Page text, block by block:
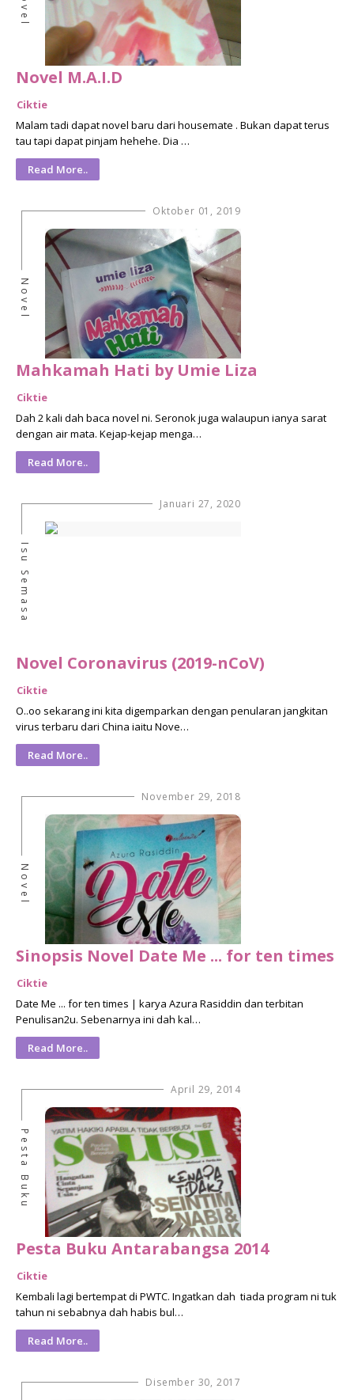
Novel M.A.I.D
Ciktie
Malam tadi dapat novel baru dari housemate . Bukan dapat terus
tau tapi dapat pinjam hehehe. Dia …
Read More..
Oktober 01, 2019
Novel
Mahkamah Hati by Umie Liza
Ciktie
Dah 2 kali dah baca novel ni. Seronok juga walaupun ianya sarat
dengan air mata. Kejap-kejap menga…
Read More..
Januari 27, 2020
Isu Semasa
Novel Coronavirus (2019-nCoV)
Ciktie
O..oo sekarang ini kita digemparkan dengan penularan jangkitan
virus terbaru dari China iaitu Nove…
Read More..
November 29, 2018
Novel
Sinopsis Novel Date Me ... for ten times
Ciktie
Date Me ... for ten times | karya Azura Rasiddin dan terbitan
Penulisan2u. Sebenarnya ini dah kal…
Read More..
April 29, 2014
Pesta Buku
Pesta Buku Antarabangsa 2014
Ciktie
Kembali lagi bertempat di PWTC. Ingatkan dah tiada program ni tuk
tahun ni sebabnya dah habis bul…
Read More..
Disember 30, 2017